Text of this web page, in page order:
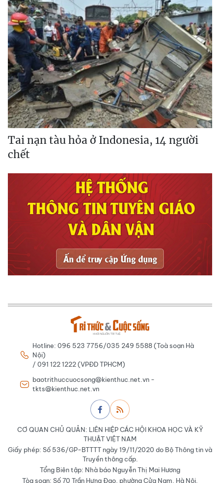
Tai nạn tàu hỏa ở Indonesia, 14 người
chết
Hotline: 096 523 7756/035 249 5588 (Toà soạn Hà
Nội)
/ 091 122 1222 (VPĐD TPHCM)
baotrithuccuocsong@kienthuc.net.vn -
tkts@kienthuc.net.vn
CƠ QUAN CHỦ QUẢN: LIÊN HIỆP CÁC HỘI KHOA HỌC VÀ KỸ
THUẬT VIỆT NAM
Giấy phép: Số 536/GP-BTTTT ngày 19/11/2020 do Bộ Thông tin và
Truyền thông cấp.
Tổng Biên tập: Nhà báo Nguyễn Thị Mai Hương
Tòa soạn: Số 70 Trần Hưng Đạo, phường Cửa Nam, Hà Nội.